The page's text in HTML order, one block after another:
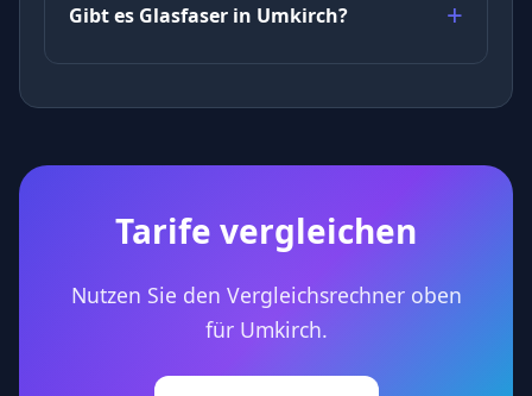
Gibt es Glasfaser in Umkirch?
Tarife vergleichen
Nutzen Sie den Vergleichsrechner oben
für Umkirch.